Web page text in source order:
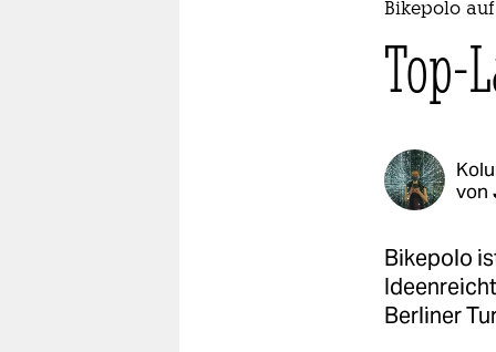
Bikepolo
Top-
von
Bikepolo
Berliner